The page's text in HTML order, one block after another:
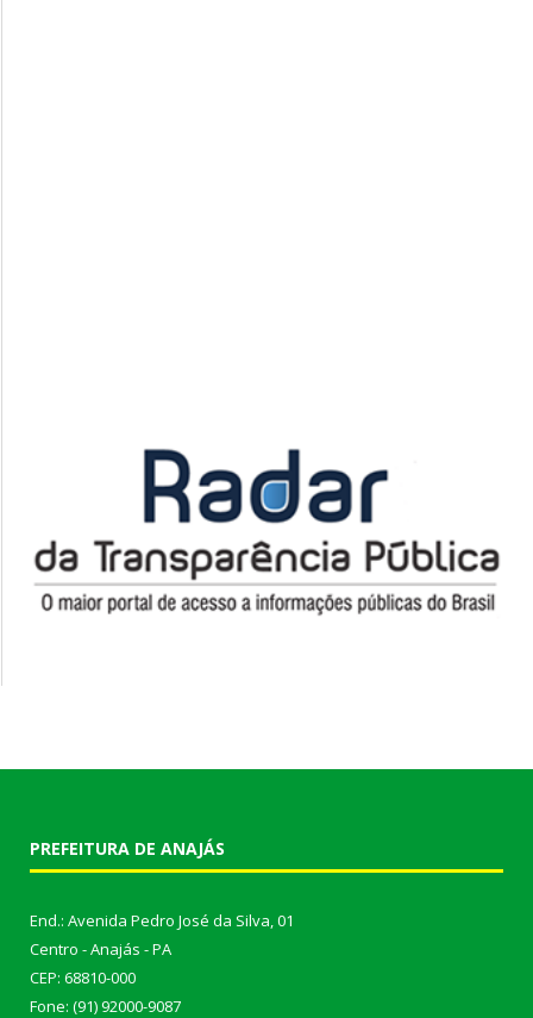
PREFEITURA DE ANAJÁS
End.: Avenida Pedro José da Silva, 01
Centro - Anajás - PA
CEP: 68810-000
Fone: (91) 92000-9087